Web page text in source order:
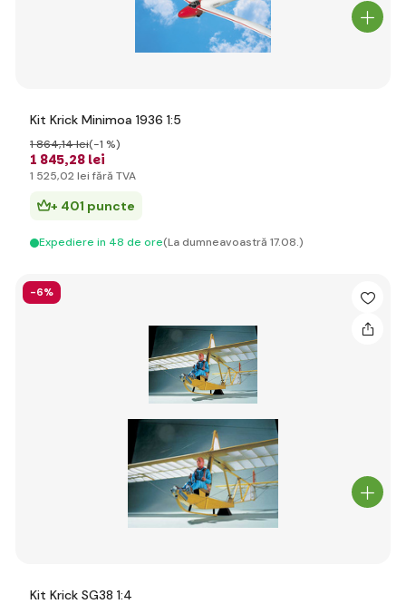
Kit Krick Minimoa 1936 1:5
1 845,28 lei
1 864,14 lei(-1 %)
1 525,02 lei fără TVA
+ 401 puncte
Expediere in 48 de ore(La dumneavoastră 17.08.)
-6%
Kit Krick SG38 1:4